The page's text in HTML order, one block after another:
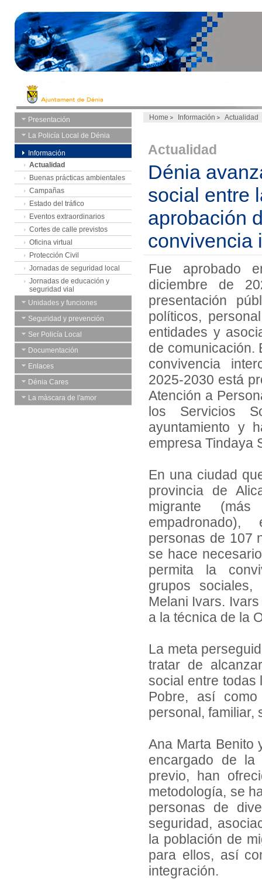
Presentación
La Policía Local de Dénia
Información
Actualidad
Buenas prácticas ambientales
Campañas
Estado del tráfico
Eventos extraordinarios
Cortes de calle previstos
Oficina virtual
Protección Civil
Jornadas de seguridad local
Jornadas de educación y
seguridad vial
Unidades y funciones
Seguridad y prevención
Ser Policía Local
Documentación
Enlaces
Dénia Cares
La màscara de l'amor
Home Información Actualidad
Actualidad
Dénia
social entre
aprobación
convivencia
Fue aprobado
diciembre de
presentación
políticos,
entidades y
de comunicación.
convivencia
2025-2030 está
Atención a
los Servicios
ayuntamiento y
empresa Tindaya
En una ciudad
provincia de
migrante
personas de 107
se hace
permita la
grupos
Melani Ivars.
a la técnica de la
La meta
tratar de
social entre todas
Pobre, así
personal, familiar,
Ana Marta Benito
encargado de la
previo, han
metodología, se
personas de
seguridad,
la población de
para ellos, así
integración.